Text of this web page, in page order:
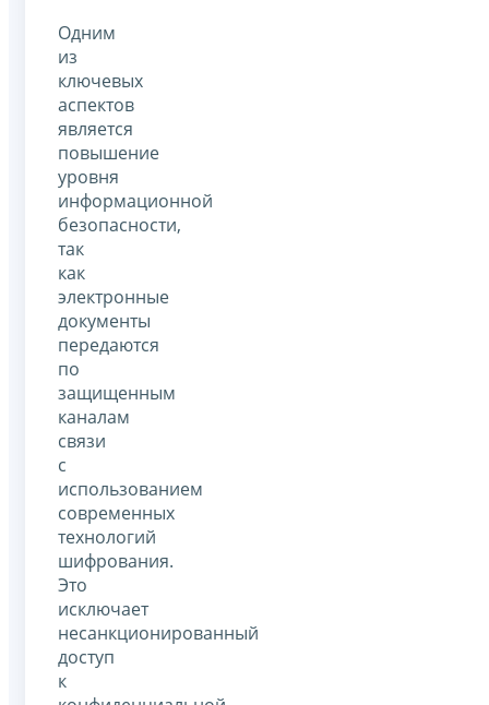
Одним
из
ключевых
аспектов
является
повышение
уровня
информационной
безопасности,
так
как
электронные
документы
передаются
по
защищенным
каналам
связи
с
использованием
современных
технологий
шифрования.
Это
исключает
несанкционированный
доступ
к